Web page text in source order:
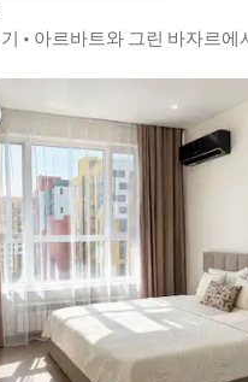
• 아르바트와 그린 바자르에